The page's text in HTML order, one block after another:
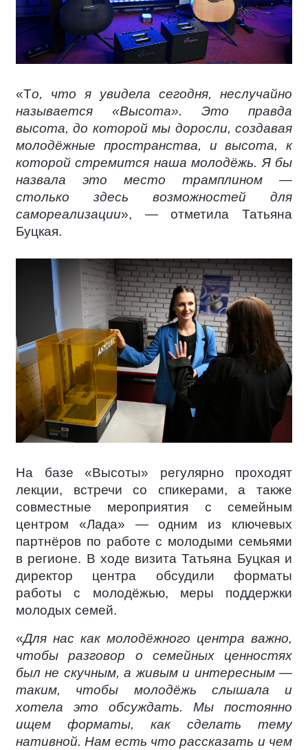
«То, что я увидела сегодня, неслучайно
называется «Высота». Это правда
высота, до которой мы доросли, создавая
молодёжные пространства, и высота, к
которой стремится наша молодёжь. Я бы
назвала это место трамплином —
столько здесь возможностей для
самореализации», — отметила Татьяна
Буцкая.
На базе «Высоты» регулярно проходят
лекции, встречи со спикерами, а также
совместные мероприятия с семейным
центром «Лада» — одним из ключевых
партнёров по работе с молодыми семьями
в регионе. В ходе визита Татьяна Буцкая и
директор центра обсудили форматы
работы с молодёжью, меры поддержки
молодых семей.
«Для нас как молодёжного центра важно,
чтобы разговор о семейных ценностях
был не скучным, а живым и интересным —
таким, чтобы молодёжь слышала и
хотела это обсуждать. Мы постоянно
ищем форматы, как сделать тему
нативной. Нам есть что рассказать и чем